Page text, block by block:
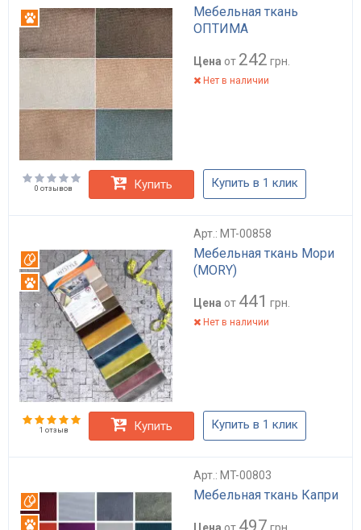
Мебельная ткань
ОПТИМА
Антикоготь
Цена от 242 грн.
Нет в наличии
0 отзывов Купить Купить в 1 клик
Арт.: MT-00858
Мебельная ткань Мори
(MORY)
Вотерпруф
Антикоготь
Цена от 441 грн.
Нет в наличии
1 отзыв Купить Купить в 1 клик
Арт.: MT-00803
Мебельная ткань Капри
Антикоготь Цена от 497 грн.